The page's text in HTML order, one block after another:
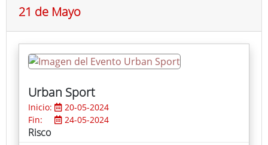
21 de Mayo
Urban Sport
Inicio:
20-05-2024
Fin:
24-05-2024
Risco